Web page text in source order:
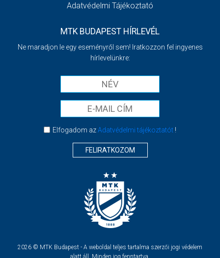
Adatvédelmi Tájékoztató
MTK BUDAPEST HÍRLEVÉL
Ne maradjon le egy eseményről sem! Iratkozzon fel ingyenes
hírlevelünkre:
Elfogadom azAdatvédelmi tájékoztatót!
FELIRATKOZOM
2026 © MTK Budapest - A weboldal teljes tartalma szerzői jogi védelem
alatt áll. Minden jog fenntartva.